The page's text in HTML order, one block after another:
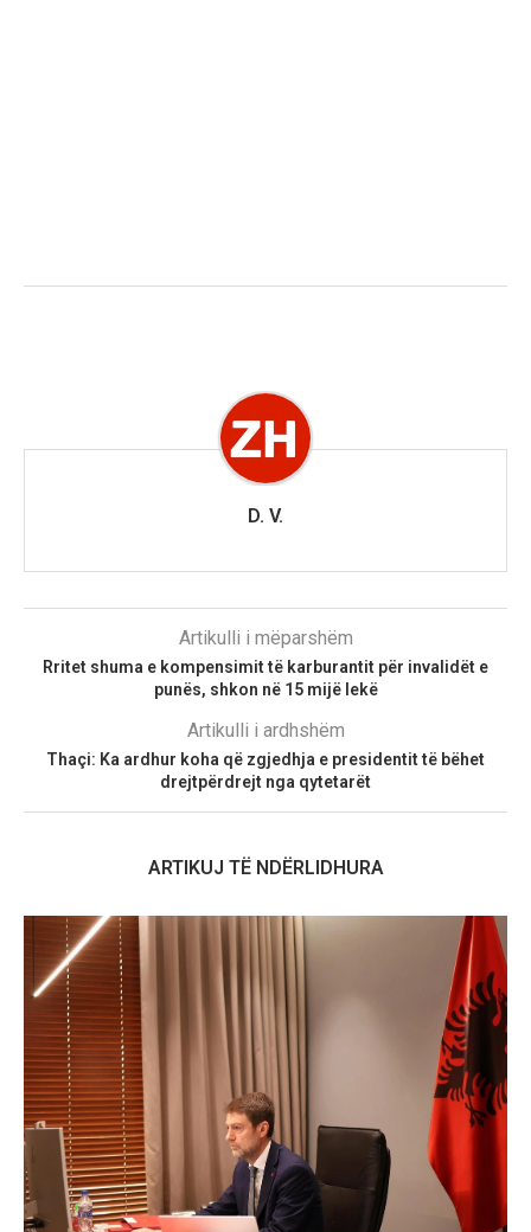
D. V.
Artikulli i mëparshëm
Rritet shuma e kompensimit të karburantit për invalidët e
punës, shkon në 15 mijë lekë
Artikulli i ardhshëm
Thaçi: Ka ardhur koha që zgjedhja e presidentit të bëhet
drejtpërdrejt nga qytetarët
ARTIKUJ TË NDËRLIDHURA